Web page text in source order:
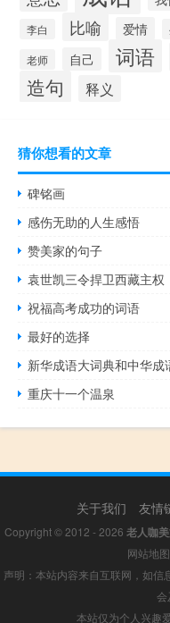
李白 比喻 爱情
老师 自己 词语
造句 释义
猜你想看的文章
碑铭画
感伤无助的人生感悟
赞美家的句子
袁世凯三令捍卫西藏主权
祝福高考成功的词语
最好的选择
新华成语大词典和中华成
重庆十一个温泉
关于我们 友情
Copyright © 2012 - 2026 老人咖
网站地图
声明：本站内容来自互联网，如
本站仅为个人兴趣